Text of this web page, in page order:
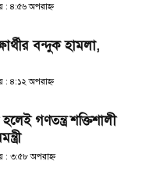
: ৪:৫৬ অপরাহ্ণ
বন্দুক হামলা,
: ৪:১২ অপরাহ্ণ
গণতন্ত্র শক্তিশালী
: ৩:৫৮ অপরাহ্ণ